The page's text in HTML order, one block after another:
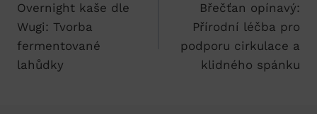
pro
příspěvek
Overnight kaše dle
Wugi: Tvorba
fermentované
lahůdky
Břečťan opínavý:
Přírodní léčba pro
podporu cirkulace a
klidného spánku